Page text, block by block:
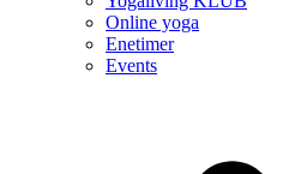
Online yoga
Enetimer
Events